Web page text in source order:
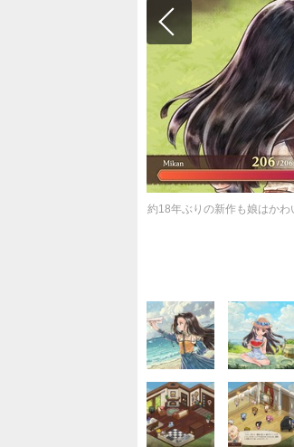
約18年ぶりの新作も娘はか